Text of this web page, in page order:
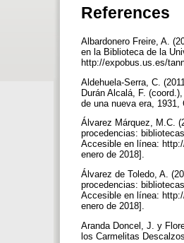
References
Albardonero Freire, A.
en la Biblioteca de la
http://expobus.us.es/
Aldehuela-Serra, C.
Durán Alcalá, F.
de una nueva era,
Álvarez Márquez, M.C.
procedencias:
Accesible en línea:
enero de 2018].
Álvarez de Toledo, A.
procedencias:
Accesible en línea:
enero de 2018].
Aranda Doncel, J. y
los Carmelitas